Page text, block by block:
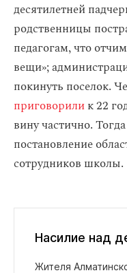
десятилетней
родственницы
педагогам, что
вещи»;
покинуть поселок.
приговорилик 22
вину частично.
постановление
сотрудников школы.
Насилие над
Жителя